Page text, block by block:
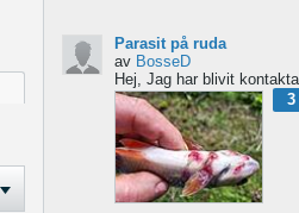
Parasit på ruda
av BosseD
Hej, Jag har blivit kontaktad av en forskare från Polen som är på
3